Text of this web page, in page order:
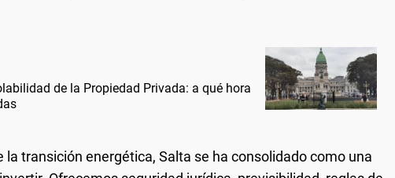
de la Propiedad Privada: a qué hora
la transición energética, Salta se ha consolidado como una